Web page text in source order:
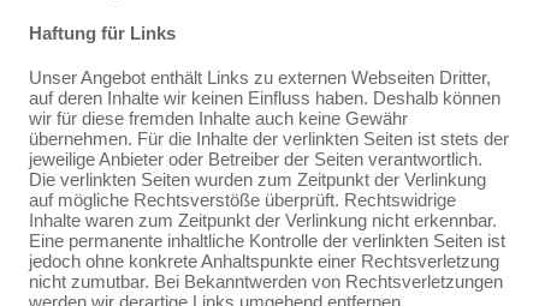
Haftung für Links
Unser Angebot enthält Links zu externen Webseiten Dritter,
auf deren Inhalte wir keinen Einfluss haben. Deshalb können
wir für diese fremden Inhalte auch keine Gewähr
übernehmen. Für die Inhalte der verlinkten Seiten ist stets der
jeweilige Anbieter oder Betreiber der Seiten verantwortlich.
Die verlinkten Seiten wurden zum Zeitpunkt der Verlinkung
auf mögliche Rechtsverstöße überprüft. Rechtswidrige
Inhalte waren zum Zeitpunkt der Verlinkung nicht erkennbar.
Eine permanente inhaltliche Kontrolle der verlinkten Seiten ist
jedoch ohne konkrete Anhaltspunkte einer Rechtsverletzung
nicht zumutbar. Bei Bekanntwerden von Rechtsverletzungen
werden wir derartige Links umgehend entfernen.